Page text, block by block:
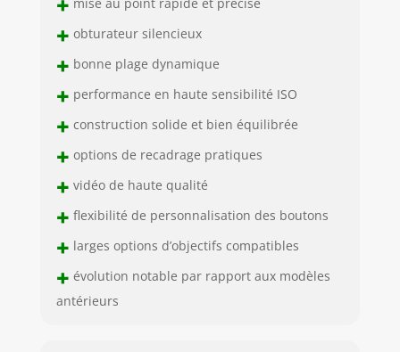
+ obturateur silencieux
+ bonne plage dynamique
+ performance en haute sensibilité ISO
+ construction solide et bien équilibrée
+ options de recadrage pratiques
+ vidéo de haute qualité
+ flexibilité de personnalisation des boutons
+ larges options d’objectifs compatibles
+ évolution notable par rapport aux modèles
antérieurs